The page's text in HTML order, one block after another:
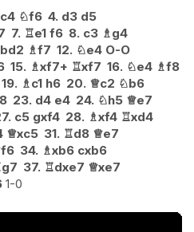
c4 ♘f6 4. d3 d5
7. ♖e1 f6 8. c3 ♗ g4
bd2 ♗f7 12. ♘e4 O-O
15. ♗xf7+ ♖xf7 16. ♘e4 ♗f8
19. ♗ c1 h6 20. ♕c2 ♘b6
23. d4 e4 24. ♘h5 ♕e7
c5 gxf4 28. ♗xf4 ♖xd4
♕xc5 31. ♖d8 ♕e7
f6 34. ♗xb6 cxb6
g7 37. ♖dxe7 ♕xe7
1-0